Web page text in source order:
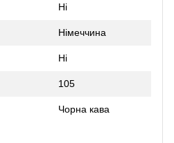
Ні
Німеччина
Ні
105
Чорна кава